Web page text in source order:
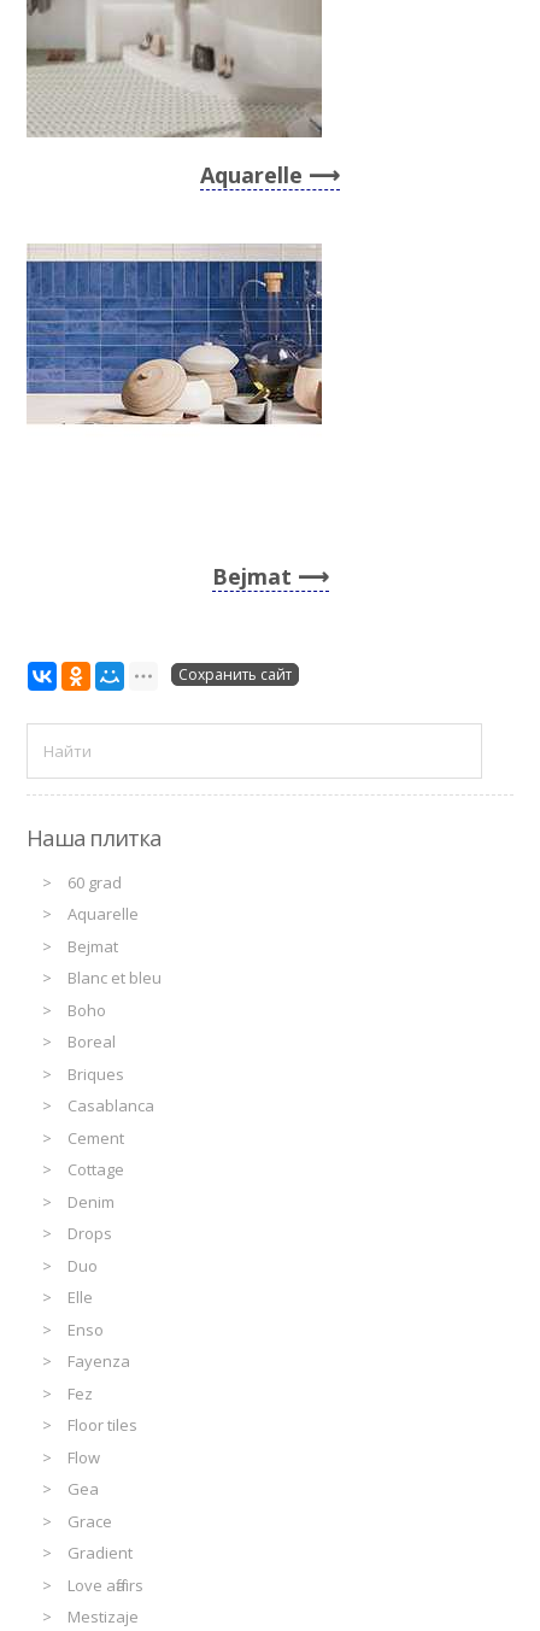
Aquarelle
Bejmat
Сохранить сайт
Наша плитка
60 grad
Aquarelle
Bejmat
Blanc et bleu
Boho
Boreal
Briques
Casablanca
Cement
Cottage
Denim
Drops
Duo
Elle
Enso
Fayenza
Fez
Floor tiles
Flow
Gea
Grace
Gradient
Love affairs
Mestizaje